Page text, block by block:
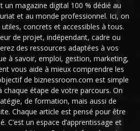
un magazine digital 100 % dédié au
et au monde professionnel. Ici, on
concrets et accessibles à tous.
de projet, indépendant, cadre ou
des ressources adaptées à vos
à savoir, emploi, gestion, marketing,
vous aide à mieux comprendre les
de biznessroom.com est simple
chaque étape de votre parcours. On
de formation, mais aussi de
Chaque article est pensé pour être
C’est un espace d’apprentissage et